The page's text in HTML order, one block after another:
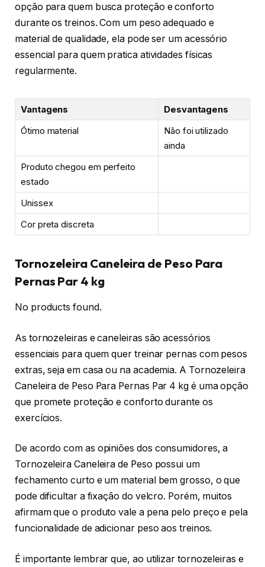
opção para quem busca proteção e conforto
durante os treinos. Com um peso adequado e
material de qualidade, ela pode ser um acessório
essencial para quem pratica atividades físicas
regularmente.
Vantagens
Desvantagens
Ótimo material
Não foi utilizado
ainda
Produto chegou em perfeito
estado
Unissex
Cor preta discreta
Tornozeleira Caneleira de Peso Para
Pernas Par 4 kg
No products found.
As tornozeleiras e caneleiras são acessórios
essenciais para quem quer treinar pernas com pesos
extras, seja em casa ou na academia. A Tornozeleira
Caneleira de Peso Para Pernas Par 4 kg é uma opção
que promete proteção e conforto durante os
exercícios.
De acordo com as opiniões dos consumidores, a
Tornozeleira Caneleira de Peso possui um
fechamento curto e um material bem grosso, o que
pode dificultar a fixação do velcro. Porém, muitos
afirmam que o produto vale a pena pelo preço e pela
funcionalidade de adicionar peso aos treinos.
É importante lembrar que, ao utilizar tornozeleiras e